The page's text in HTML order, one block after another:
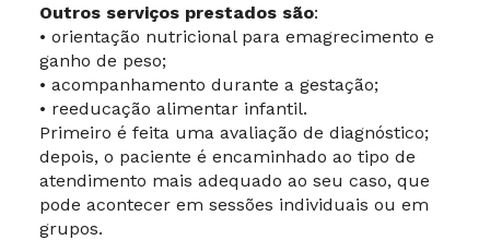
Outros serviços prestados são:
• orientação nutricional para emagrecimento e
ganho de peso;
• acompanhamento durante a gestação;
• reeducação alimentar infantil.
Primeiro é feita uma avaliação de diagnóstico;
depois, o paciente é encaminhado ao tipo de
atendimento mais adequado ao seu caso, que
pode acontecer em sessões individuais ou em
grupos.